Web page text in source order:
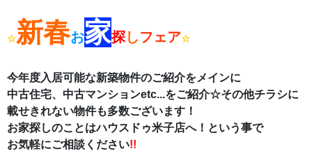
☆新春お家探しフェア☆
今年度入居可能な新築物件のご紹介をメインに
中古住宅、中古マンションetc...をご紹介☆その他チラシに
載せきれない物件も多数ございます！
お家探しのことはハウスドゥ米子店へ！という事で
お気軽にご相談ください!!